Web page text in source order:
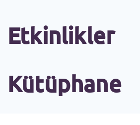
Etkinlikler
Kütüphane